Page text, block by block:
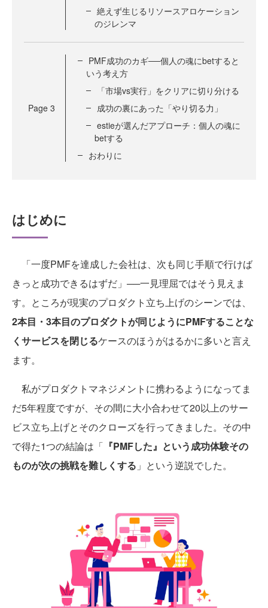
絶えず生じるリソースアロケーション
のジレンマ
Page 3
PMF成功のカギ──個人の魂にbetすると
いう考え方
「市場vs実行」をクリアに切り分ける
成功の裏にあった「やり切る力」
estieが選んだアプローチ：個人の魂に
betする
おわりに
はじめに
「一度PMFを達成した会社は、次も同じ手順で行けば
きっと成功できるはずだ」──一見理屈ではそう見えま
す。ところが現実のプロダクト立ち上げのシーンでは、
2本目・3本目のプロダクトが同じようにPMFすることな
くサービスを閉じるケースのほうがはるかに多いと言え
ます。
私がプロダクトマネジメントに携わるようになってま
だ5年程度ですが、その間に大小合わせて20以上のサー
ビス立ち上げとそのクローズを行ってきました。その中
で得た1つの結論は「 『PMFした』という成功体験その
ものが次の挑戦を難しくする 」という逆説でした。